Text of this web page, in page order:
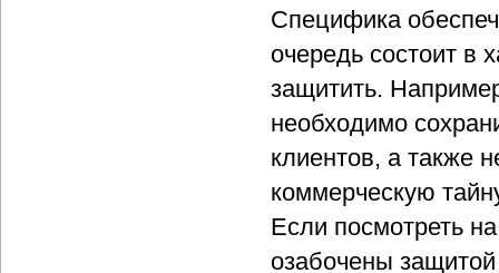
Специфика
очередь состоит в
защитить.
необходимо
клиентов, а также
коммерческую
Если посмотреть
озабочены